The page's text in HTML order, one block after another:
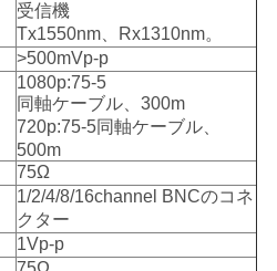
受信機
Tx1550nm、Rx1310nm。
>500mVp-p
1080p:75-5
同軸ケーブル、300m
720p:75-5同軸ケーブル、
500m
75Ω
1/2/4/8/16channel BNCのコネ
クター
1Vp-p